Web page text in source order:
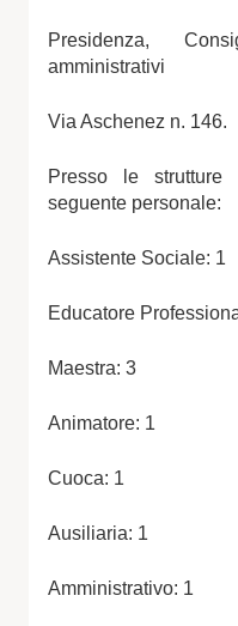
Presidenza,
amministrativi
Via Aschenez n. 146.
Presso le strutture
seguente personale:
Assistente Sociale: 1
Educatore
Maestra: 3
Animatore: 1
Cuoca: 1
Ausiliaria: 1
Amministrativo: 1